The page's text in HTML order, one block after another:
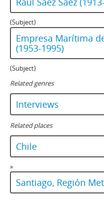
(Subject)
Empresa Marítima
(1953-1995)
(Subject)
Related genres
Interviews
Related places
Chile
»
Santiago, Región